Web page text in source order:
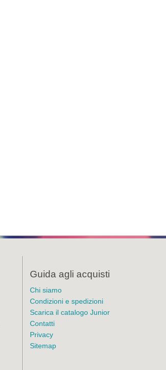
Guida agli acquisti
Chi siamo
Condizioni e spedizioni
Scarica il catalogo Junior
Contatti
Privacy
Sitemap